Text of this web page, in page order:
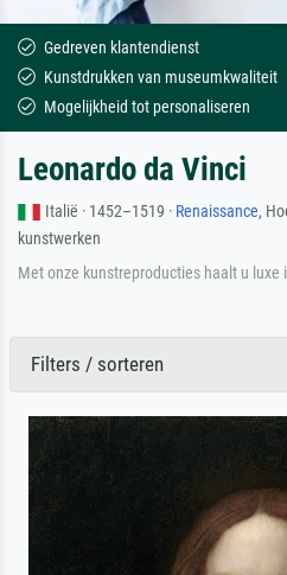
Gedreven klantendienst
Kunstdrukken van museumkwaliteit
Mogelijkheid tot personaliseren
Leonardo da Vinci
Italië · 1452–1519 · Renaissance,
kunstwerken
Met onze kunstreproducties haalt u luxe
Filters / sorteren